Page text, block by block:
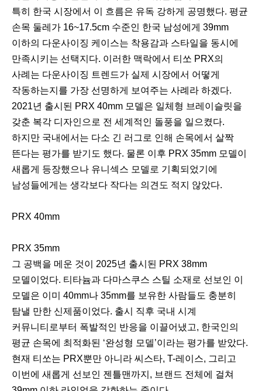
특히 한국 시장에서 이 흐름은 유독 강하게 공명했다. 평균
손목 둘레가 16~17.5cm 수준인 한국 남성에게 39mm
이하의 다운사이징 케이스는 착용감과 스타일을 동시에
만족시키는 선택지다. 이러한 맥락에서 티쏘 PRX의
사례는 다운사이징 트렌드가 실제 시장에서 어떻게
작동하는지를 가장 선명하게 보여주는 사례라 하겠다.
2021년 출시된 PRX 40mm 모델은 일체형 브레이슬릿을
갖춘 복각 디자인으로 전 세계적인 돌풍을 일으켰다.
하지만 국내에서는 다소 긴 러그로 인해 손목에서 살짝
뜬다는 평가를 받기도 했다. 물론 이후 PRX 35mm 모델이
새롭게 등장했으나 유니섹스 모델로 기획되었기에
남성들에게는 생각보다 작다는 의견도 적지 않았다.
PRX 40mm
PRX 35mm
그 공백을 메운 것이 2025년 출시된 PRX 38mm
모델이었다. 티타늄과 다마스쿠스 스틸 소재로 선보인 이
모델은 이미 40mm나 35mm를 보유한 사람들도 충분히
탐낼 만한 신제품이었다. 출시 직후 국내 시계
커뮤니티로부터 폭발적인 반응을 이끌어냈고, 한국인의
평균 손목에 최적화된 ‘완성형 모델’이라는 평가를 받았다.
현재 티쏘는 PRX뿐만 아니라 씨스타, T-레이스, 그리고
이번에 새롭게 선보인 젠틀맨까지, 브랜드 전체에 걸쳐